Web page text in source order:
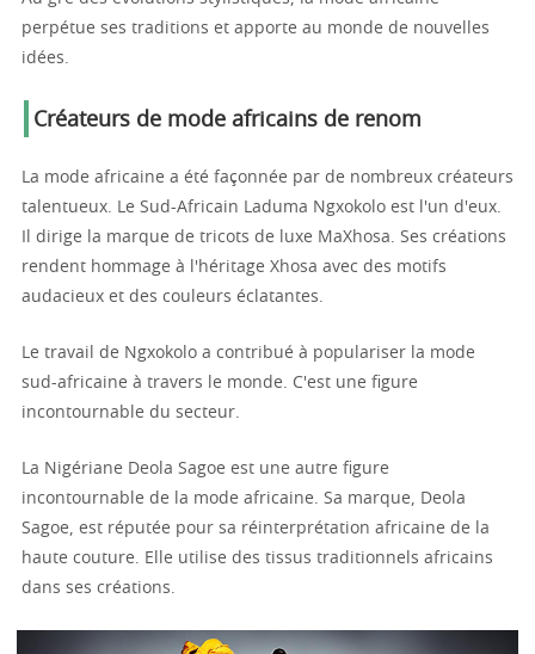
perpétue ses traditions et apporte au monde de nouvelles
idées.
Créateurs de mode africains de renom
La mode africaine a été façonnée par de nombreux créateurs
talentueux. Le Sud-Africain Laduma Ngxokolo est l'un d'eux.
Il dirige la marque de tricots de luxe MaXhosa. Ses créations
rendent hommage à l'héritage Xhosa avec des motifs
audacieux et des couleurs éclatantes.
Le travail de Ngxokolo a contribué à populariser la mode
sud-africaine à travers le monde. C'est une figure
incontournable du secteur.
La Nigériane Deola Sagoe est une autre figure
incontournable de la mode africaine. Sa marque, Deola
Sagoe, est réputée pour sa réinterprétation africaine de la
haute couture. Elle utilise des tissus traditionnels africains
dans ses créations.